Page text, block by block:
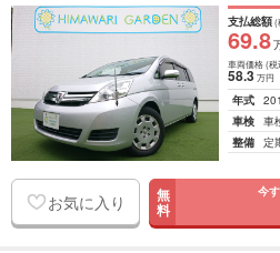
支払総額(
69.8
車両価格(税
58.3万円
年式
車検 車
整備 定
お気に入り 無
料
今